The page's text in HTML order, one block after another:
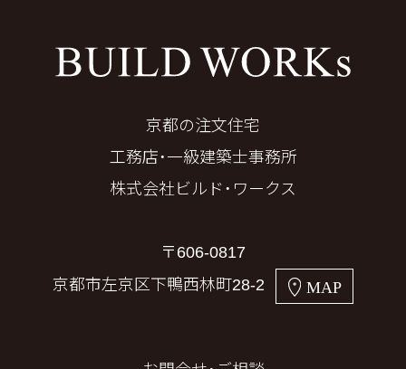
京都の注文住宅
工務店・一級建築士事務所
株式会社ビルド・ワークス
〒606-0817
京都市左京区下鴨西林町28-2
MAP